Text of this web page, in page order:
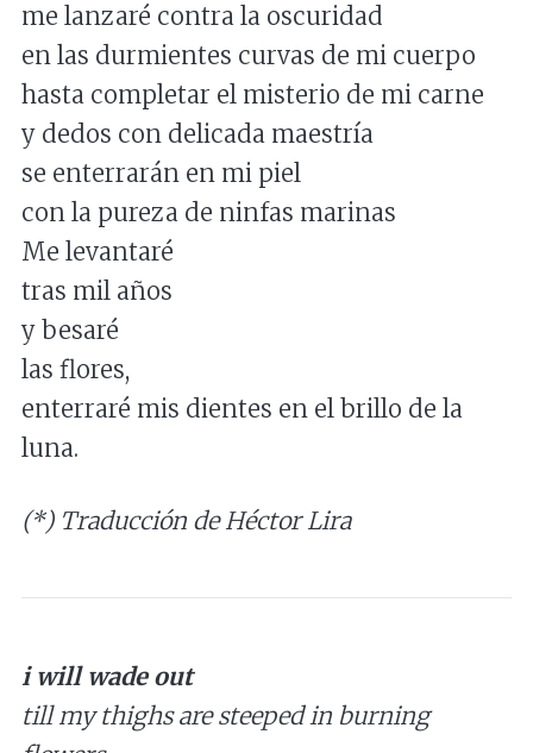
me lanzaré contra la oscuridad
en las durmientes curvas de mi cuerpo
hasta completar el misterio de mi carne
y dedos con delicada maestría
se enterrarán en mi piel
con la pureza de ninfas marinas
Me levantaré
tras mil años
y besaré
las flores,
enterraré mis dientes en el brillo de la
luna.
(*) Traducción de Héctor Lira
i will wade out
till my thighs are steeped in burning